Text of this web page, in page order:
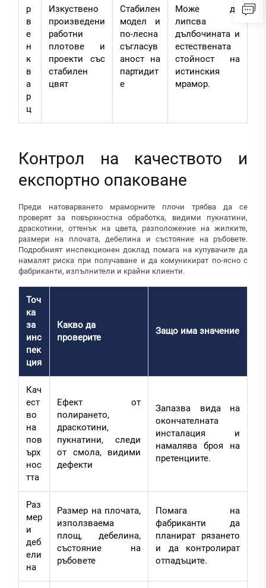
р
в
е
н
к
в
а
р
ц
Изкуствено
произведени
работни
плотове и
проекти със
стабилен
цвят
Стабилен
модел и
по-лесна
съгласув
аност на
партидит
е
Може да
липсва
дълбочината и
естествената
стойност на
истинския
мрамор.
Контрол на качеството и
експортно опаковане
Преди натоварването мраморните плочи трябва да се
проверят за повърхностна обработка, видими пукнатини,
драскотини, оттенък на цвета, разположение на жилките,
размери на плочата, дебелина и състояние на ръбовете.
Подробният инспекционен доклад помага на купувачите да
намалят риска при получаване и да комуникират по-ясно с
фабриканти, изпълнители и крайни клиенти.
Точ
ка
за
инс
пек
ция
Какво да
проверите
Защо има значение
Кач
ест
во
на
пов
ърх
нос
тта
Ефект от
полирането,
драскотини,
пукнатини, следи
от смола, видими
дефекти
Запазва вида на
окончателната
инсталация и
намалява броя на
претенциите.
Раз
мер
и
деб
ели
на
Размер на плочата,
използваема
площ, дебелина,
състояние на
ръбовете
Помага на
фабриканти да
планират рязането
и да контролират
отпадъците.